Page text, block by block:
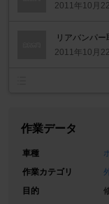
2011年10月
リアバンパー
2011年10月
作業データ
車種
作業カテゴリ
目的